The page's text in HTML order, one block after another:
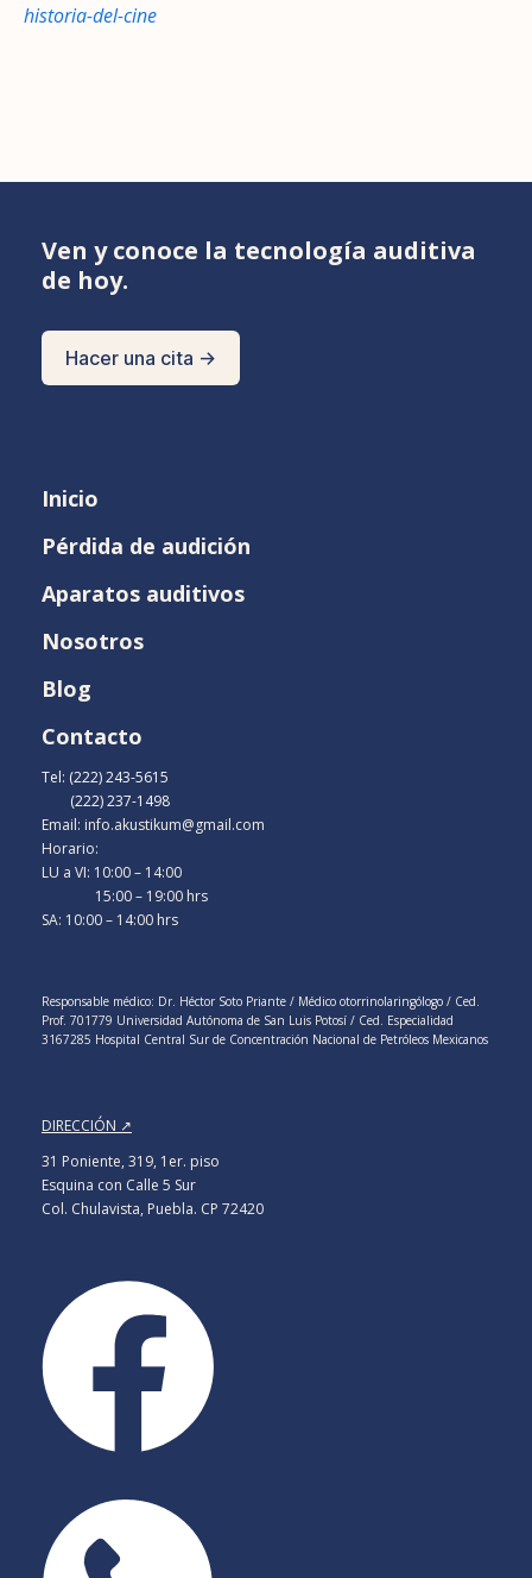
historia-del-cine
Ven y conoce la tecnología auditiva
de hoy.
Hacer una cita →
Inicio
Pérdida de audición
Aparatos auditivos
Nosotros
Blog
Contacto
Tel: (222) 243-5615
(222) 237-1498
Email: info.akustikum@gmail.com
Horario:
LU a VI: 10:00 – 14:00
15:00 – 19:00 hrs
SA: 10:00 – 14:00 hrs
Responsable médico: Dr. Héctor Soto Priante / Médico otorrinolaringólogo / Ced.
Prof. 701779 Universidad Autónoma de San Luis Potosí / Ced. Especialidad
3167285 Hospital Central Sur de Concentración Nacional de Petróleos Mexicanos
DIRECCIÓN ↗
31 Poniente, 319, 1er. piso
Esquina con Calle 5 Sur
Col. Chulavista, Puebla. CP 72420